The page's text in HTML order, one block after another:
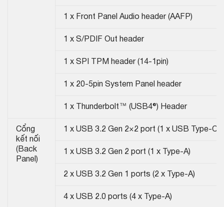
1 x Front Panel Audio header (AAFP)
1 x S/PDIF Out header
1 x SPI TPM header (14-1pin)
1 x 20-5pin System Panel header
1 x Thunderbolt™ (USB4®) Header
Cổng
kết nối
(Back
Panel)
1 x USB 3.2 Gen 2×2 port (1 x USB Type-C®)
1 x USB 3.2 Gen 2 port (1 x Type-A)
2 x USB 3.2 Gen 1 ports (2 x Type-A)
4 x USB 2.0 ports (4 x Type-A)